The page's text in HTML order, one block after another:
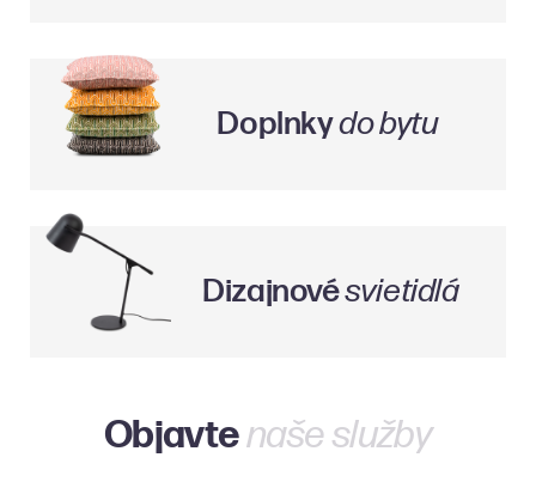
Doplnkydo bytu
Dizajnovésvietidlá
Objavtenaše služby